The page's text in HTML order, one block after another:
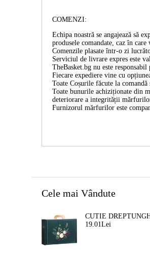
COMENZI:
Echipa noastră se angajează să
produsele comandate, caz în
Comenzile plasate într-o zi
Serviciul de livrare expres este
TheBasket.bg nu este
Fiecare expediere vine cu
Toate Coșurile făcute la
Toate bunurile achiziționate din
deteriorare a integrității
Furnizorul mărfurilor este
Cele mai Vândute
19.01Lei